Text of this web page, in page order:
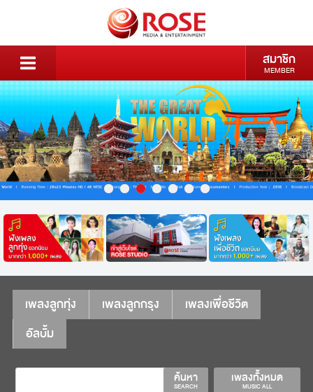
สมาชิก
MEMBER
เพลงลูกทุ่ง เพลงลูกกรุง
เพลงเพื่อชีวิต
อัลบั้ม
เพลงทั้งหมด
MUSIC ALL
ค้นหา
SEARCH